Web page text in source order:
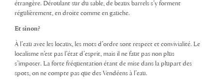
étrangère. Déroulant sur du sable, de beaux barrels s’y forment
régulièrement, en droite comme en gauche.
Et sinon?
À l’eau avec les locaux, les mots d’ordre sont respect et convivialité. Le
localisme n’est pas l’état d’esprit, mais il ne faut pas non plus
s’imposer. La forte fréquentation étant de mise dans la plupart des
spots, on ne compte pas que des Vendéens à l’eau.